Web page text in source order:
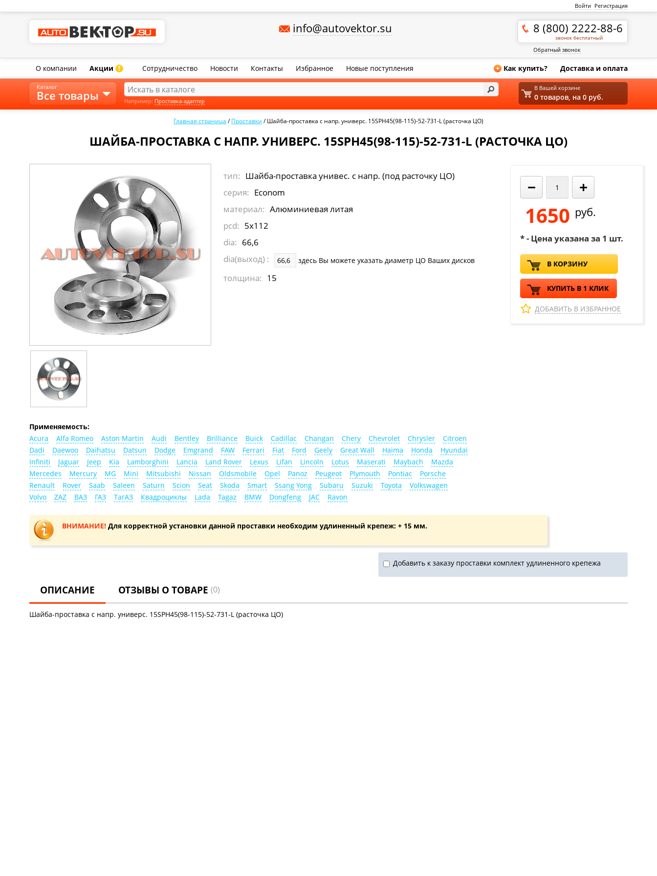
Войти Регистрация
info@autovektor.su 8 (800) 2222-88-6
звонок бесплатный
Обратный звонок
О компании Акции ! Сотрудничество Новости Контакты Избранное Новые поступления + Как купить? Доставка и оплата
Главная страница /Проставки /Шайба-проставка с напр. универс. 15SPH45(98-115)-52-731-L (расточка ЦО)
ШАЙБА-ПРОСТАВКА С НАПР. УНИВЕРС. 15SPH45(98-115)-52-731-L (РАСТОЧКА ЦО)
тип: Шайба-проставка унивес. с напр. (под расточку ЦО)
серия: Econom
материал: Алюминиевая литая
pcd: 5x112
dia: 66,6
dia(выход) :
здесь Вы можете указать диаметр ЦО Ваших дисков
толщина: 15
Применяемость:
Acura
Alfa Romeo Aston Martin Audi Bentley Brilliance Buick Cadillac Changan Chery Chevrolet Chrysler
Citroen
Dadi
Daewoo Daihatsu Datsun Dodge Emgrand FAW Ferrari Fiat Ford Geely Great Wall Haima Honda
Hyundai
Infiniti
Jaguar Jeep Kia Lamborghini Lancia Land Rover Lexus Lifan Lincoln Lotus Maserati Maybach
Mazda
Mercedes
Mercury MG Mini Mitsubishi Nissan Oldsmobile Opel Panoz Peugeot Plymouth Pontiac
Porsche
Renault
Rover Saab Saleen Saturn Scion Seat Skoda Smart Ssang Yong Subaru Suzuki Toyota
Volkswagen
Volvo
ZAZ ВАЗ ГАЗ ТагАЗ Квадроциклы Lada Tagaz BMW Dongfeng JAC Ravon
− +
1650 руб.
* - Цена указана за 1 шт.
В КОРЗИНУ
КУПИТЬ В 1 КЛИК
ДОБАВИТЬ В ИЗБРАННОЕ
ВНИМАНИЕ!Для корректной установки данной проставки необходим удлиненный крепеж: + 15 мм.
Добавить к заказу проставки комплект удлиненного крепежа
ОПИСАНИЕ ОТЗЫВЫ О ТОВАРЕ (0)
Шайба-проставка с напр. универс. 15SPH45(98-115)-52-731-L (расточка ЦО)
Каталог
Все товары
В Вашей корзине
0 товаров, на 0 руб.
Например: Проставка-адаптер